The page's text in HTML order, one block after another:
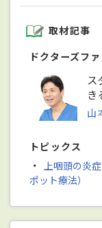
取材記事
ドクターズフ
ス
き
山
トピックス
・ 上咽頭の炎
ポット療法）